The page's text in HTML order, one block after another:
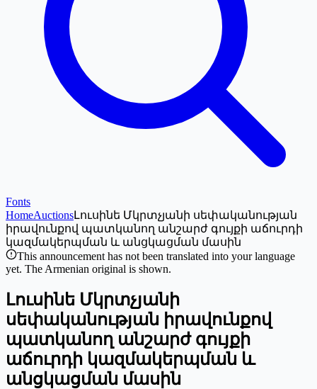
Fonts
HomeAuctionsԼուսինե Մկրտչյանի սեփականության
իրավունքով պատկանող անշարժ գույքի աճուրդի
կազմակերպման և անցկացման մասին
This announcement has not been translated into your language
yet. The Armenian original is shown.
Լուսինե Մկրտչյանի
սեփականության իրավունքով
պատկանող անշարժ գույքի
աճուրդի կազմակերպման և
անցկացման մասին